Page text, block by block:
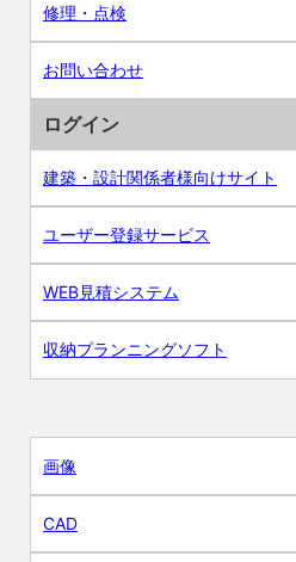
修理・点検
お問い合わせ
ログイン
建築・設計関係者様向けサイト
ユーザー登録サービス
WEB見積システム
収納プランニングソフト
画像
CAD